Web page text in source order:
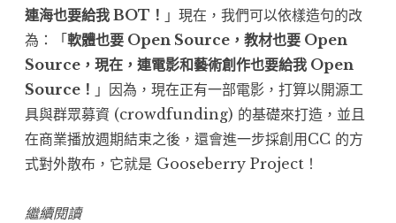
連海也要給我 BOT！ 」現在，我們可以依樣造句的改
為：「軟體也要 Open Source，教材也要 Open
Source，現在，連電影和藝術創作也要給我 Open
Source！ 」因為，現在正有一部電影，打算以開源工
具與群眾募資 (crowdfunding) 的基礎來打造，並且
在商業播放週期結束之後，還會進一步採創用CC 的方
式對外散布，它就是 Gooseberry Project ！
繼續閱讀“20140404-